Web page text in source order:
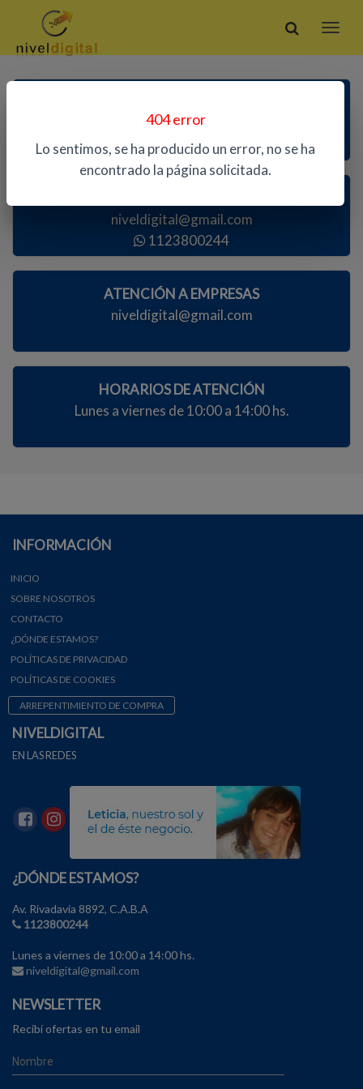
404 error
Lo sentimos, se ha producido un error, no se ha
encontrado la página solicitada.
niveldigital@gmail.com
1123800244
ATENCIÓN A EMPRESAS
niveldigital@gmail.com
HORARIOS DE ATENCIÓN
Lunes a viernes de 10:00 a 14:00 hs.
INFORMACIÓN
INICIO
SOBRE NOSOTROS
CONTACTO
¿DÓNDE ESTAMOS?
POLÍTICAS DE PRIVACIDAD
POLÍTICAS DE COOKIES
ARREPENTIMIENTO DE COMPRA
NIVELDIGITAL
EN LAS REDES
¿DÓNDE ESTAMOS?
Av. Rivadavia 8892, C.A.B.A
1123800244
Lunes a viernes de 10:00 a 14:00 hs.
niveldigital@gmail.com
NEWSLETTER
Recibí ofertas en tu email